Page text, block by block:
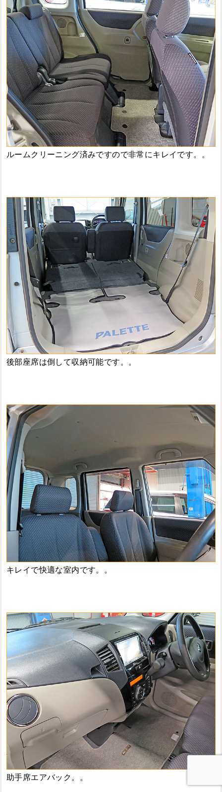
ルームクリーニング済みですので非常にキレイです。。
後部座席は倒して収納可能です。。
キレイで快適な室内です。。
助手席エアバック。。